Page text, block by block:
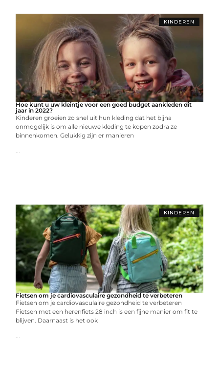
KINDEREN
Hoe kunt u uw kleintje voor een goed budget aankleden dit
jaar in 2022?
Kinderen groeien zo snel uit hun kleding dat het bijna
onmogelijk is om alle nieuwe kleding te kopen zodra ze
binnenkomen. Gelukkig zijn er manieren
...
KINDEREN
Fietsen om je cardiovasculaire gezondheid te verbeteren
Fietsen om je cardiovasculaire gezondheid te verbeteren
Fietsen met een herenfiets 28 inch is een fijne manier om fit te
blijven. Daarnaast is het ook
...